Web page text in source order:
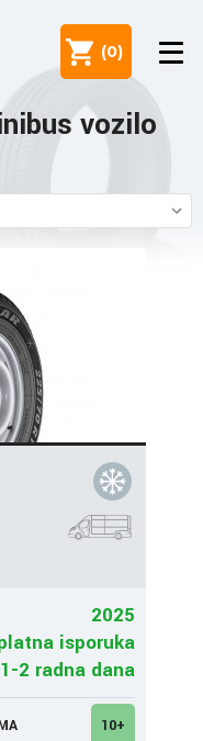
(0)
vozilo
2025
isporuka
1-2 radna dana
10+